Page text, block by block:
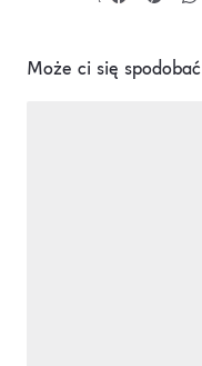
Może ci się spodobać